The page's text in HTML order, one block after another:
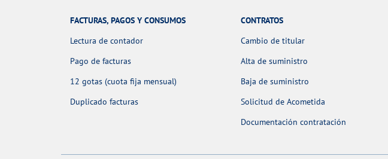
FACTURAS, PAGOS Y CONSUMOS
Lectura de contador
Pago de facturas
12 gotas (cuota fija mensual)
Duplicado facturas
CONTRATOS
Cambio de titular
Alta de suministro
Baja de suministro
Solicitud de Acometida
Documentación contratación